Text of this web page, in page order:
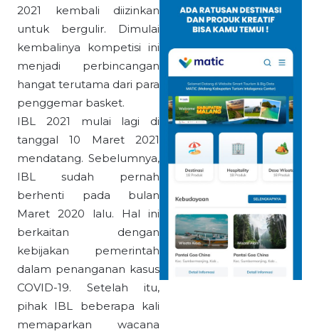
2021 kembali diizinkan
untuk bergulir. Dimulai
kembalinya kompetisi ini
menjadi perbincangan
hangat terutama dari para
penggemar basket.
IBL 2021 mulai lagi di
tanggal 10 Maret 2021
mendatang. Sebelumnya,
IBL sudah pernah
berhenti pada bulan
Maret 2020 lalu. Hal ini
berkaitan dengan
kebijakan pemerintah
dalam penanganan kasus
COVID-19. Setelah itu,
pihak IBL beberapa kali
memaparkan wacana